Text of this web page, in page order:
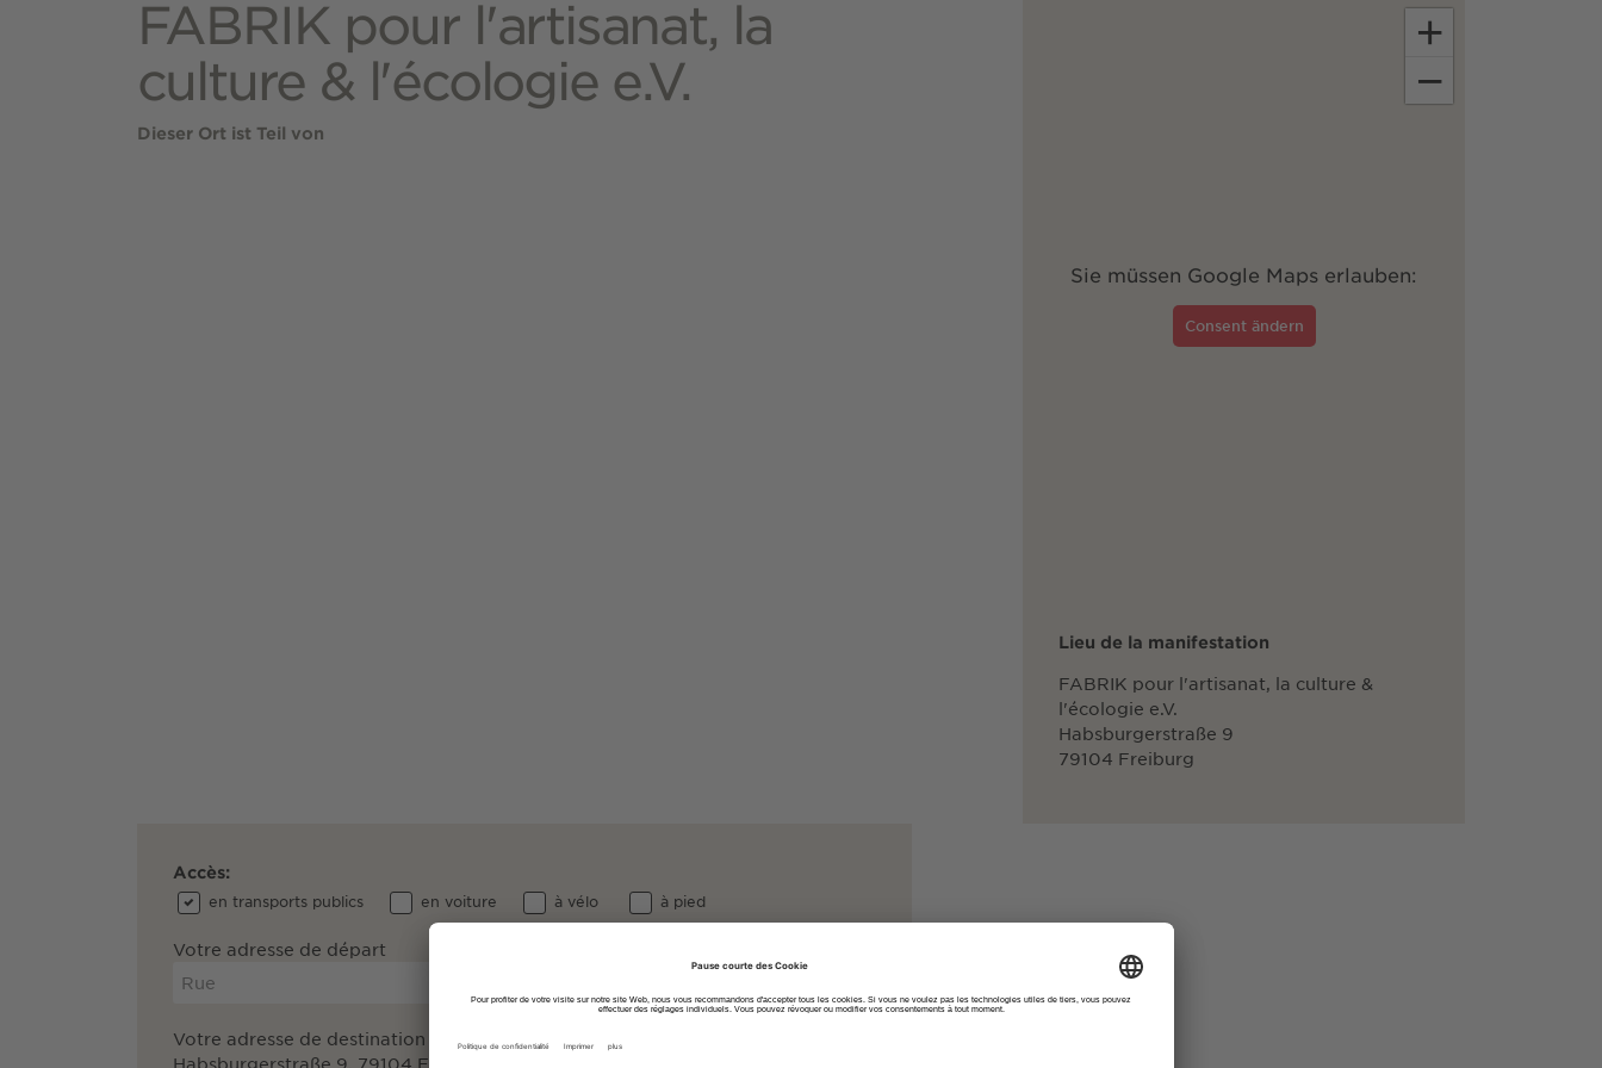
FABRIK pour l'artisanat, la
culture & l'écologie e.V.
Dieser Ort ist Teil von
Sie müssen Google Maps erlauben:
Consent ändern
+
−
Lieu de la manifestation
FABRIK pour l'artisanat, la culture &
l'écologie e.V.
Habsburgerstraße 9
79104 Freiburg
Accès:
en transports publics en voiture à vélo à pied
Votre adresse de départ
Votre adresse de destination
Habsburgerstraße 9, 79104 Freiburg